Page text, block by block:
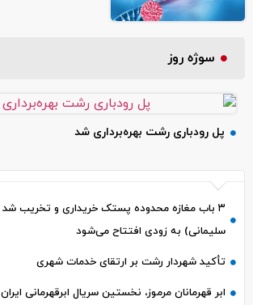
سوژه روز
پل رودباری رشت بهره‌برداری شد
سلیمانی) به زودی افتتاح می‌شود
تأکید شهردار رشت بر ارتقای خدمات شهری
ابر قهرمانان مرموز، نخستین سریال ابرقهرمانی ایران